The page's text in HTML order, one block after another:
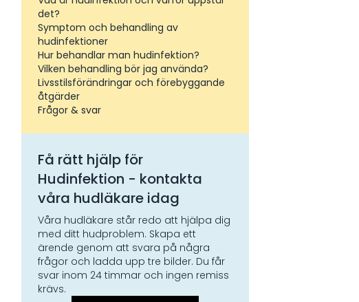
det?
Symptom och behandling av
hudinfektioner
Hur behandlar man hudinfektion?
Vilken behandling bör jag använda?
Livsstilsförändringar och förebyggande
åtgärder
Frågor & svar
Få rätt hjälp för
Hudinfektion - kontakta
våra hudläkare idag
Våra hudläkare står redo att hjälpa dig
med ditt hudproblem. Skapa ett
ärende genom att svara på några
frågor och ladda upp tre bilder. Du får
svar inom 24 timmar och ingen remiss
krävs.